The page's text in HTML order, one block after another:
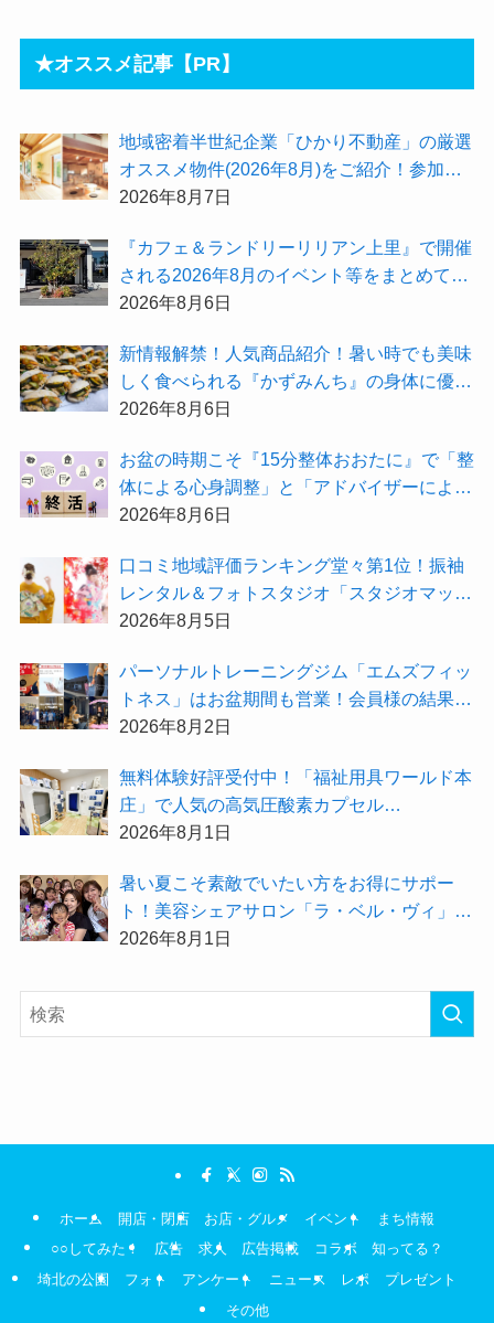
★オススメ記事【PR】
地域密着半世紀企業「ひかり不動産」の厳選
オススメ物件(2026年8月)をご紹介！参加費
無料『”木の家”新潟工場見学会』のご予約も
2026年8月7日
『カフェ＆ランドリーリリアン上里』で開催
される2026年8月のイベント等をまとめてご
紹介！
2026年8月6日
新情報解禁！人気商品紹介！暑い時でも美味
しく食べられる『かずみんち』の身体に優し
い天然酵母手作り減塩パンを召し上がれ♪
2026年8月6日
お盆の時期こそ『15分整体おおたに』で「整
体による心身調整」と「アドバイザーによる
身辺整理の準備」をしてみませんか？
2026年8月6日
⼝コミ地域評価ランキング堂々第1位！振袖
レンタル＆フォトスタジオ「スタジオマック
ス」がお得な『2026年8月限定キャンペー
2026年8月5日
パーソナルトレーニングジム「エムズフィッ
トネス」はお盆期間も営業！会員様の結果を
大公開★
2026年8月2日
無料体験好評受付中！「福祉用具ワールド本
庄」で人気の高気圧酸素カプセル
「O2BOX（30分500円）」で夏バテ撃退★
2026年8月1日
暑い夏こそ素敵でいたい方をお得にサポー
ト！美容シェアサロン「ラ・ベル・ヴィ」か
ら2026年8月のお得情報が届きました！
2026年8月1日
ホーム 開店・閉店 お店・グルメ イベント
まち情報
○○してみた！
広告 求人 広告掲載 コラボ
知ってる？
埼北の公園
フォト アンケート ニュース レポ
プレゼント
その他